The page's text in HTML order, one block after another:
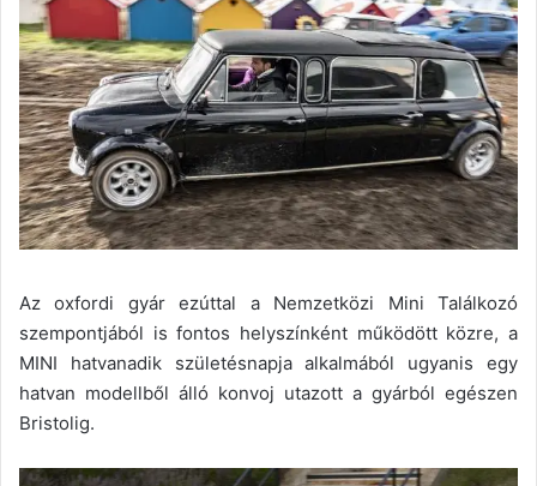
Az oxfordi gyár ezúttal a Nemzetközi Mini Találkozó
szempontjából is fontos helyszínként működött közre, a
MINI hatvanadik születésnapja alkalmából ugyanis egy
hatvan modellből álló konvoj utazott a gyárból egészen
Bristolig.